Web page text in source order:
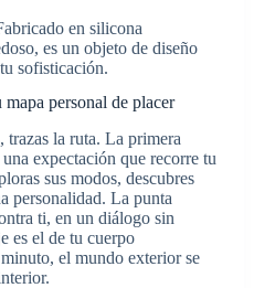
en silicona
es un objeto de diseño
sofisticación.
personal de placer
la ruta. La primera
expectación que recorre tu
sus modos, descubres
personalidad. La punta
ti, en un diálogo sin
es el de tu cuerpo
el mundo exterior se